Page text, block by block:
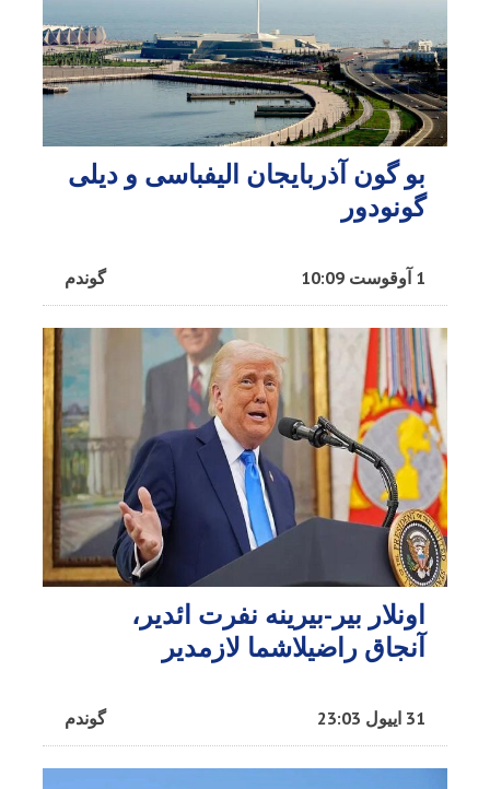
بو گون آذربایجان الیفباسی و دیلی
گونودور
گوندم 1 آوقوست 10:09
اونلار بیر-بیرینه نفرت ائدیر،
آنجاق راضیلاشما لازمدیر
گوندم 31 اییول 23:03